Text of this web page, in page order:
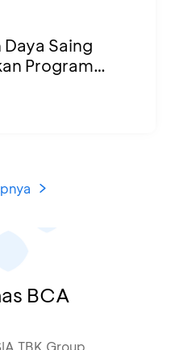
Saing
Program
BCA
TBK Group